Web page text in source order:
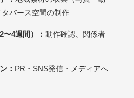
バース空間の制作
〜4週間）： 動作確認、関係者
： PR・SNS発信・メディアへ